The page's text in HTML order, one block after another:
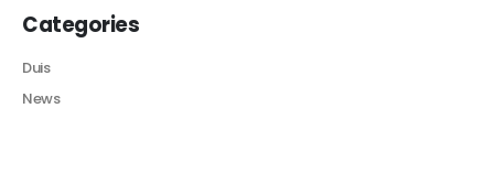
Categories
Duis
News